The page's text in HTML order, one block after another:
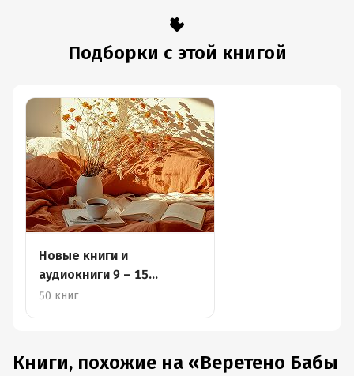
Подборки с этой книгой
Новые книги и
аудиокниги 9 – 15
декабря
50 книг
Книги, похожие на «Веретено Бабы